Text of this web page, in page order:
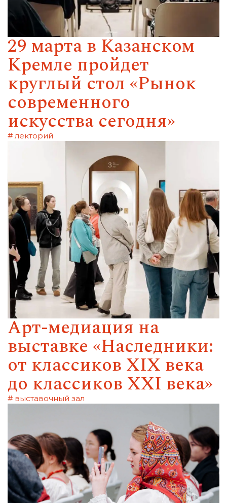
29 марта в Казанском
Кремле пройдет
круглый стол «Рынок
современного
искусства сегодня»
# лекторий
Арт-медиация на
выставке «Наследники:
от классиков XIX века
до классиков XXI века»
# выставочный зал